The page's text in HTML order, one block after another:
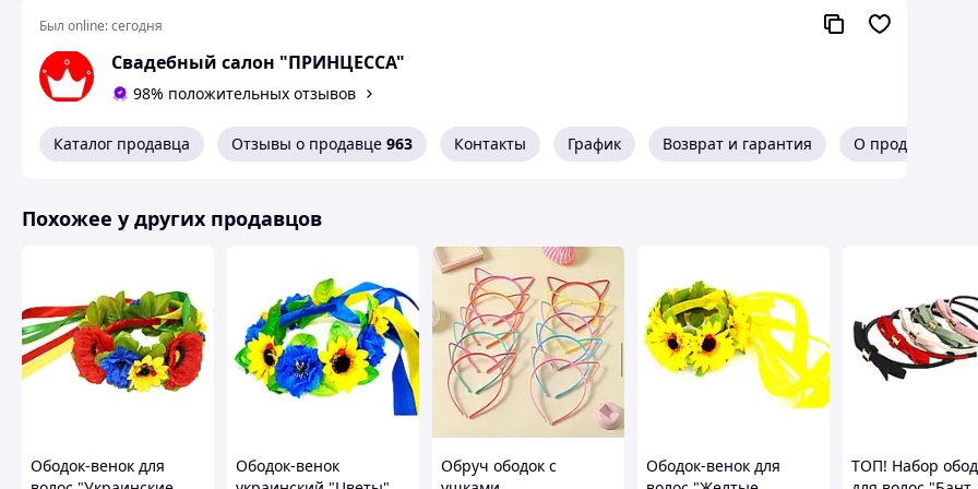
Приятных покупок и Мирного неба !!!
Похожие товары по характеристикам
Был online:сегодня
Свадебный салон "ПРИНЦЕССА"
98% положительных отзывов
Каталог продавца Отзывы о продавце 963 Контакты График Возврат и гарантия О продавце
Похожее у других продавцов
Ободок-венок для
Ободок-венок
Обруч ободок с
Ободок-венок для
ТОП! Набор